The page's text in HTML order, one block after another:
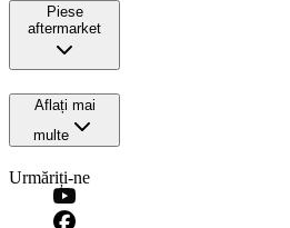
Piese
aftermarket
Aflați mai
multe
Urmăriți-ne